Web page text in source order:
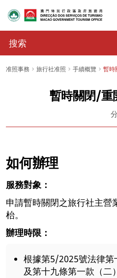
准照事務 旅行社准照 手續概覽 暫時
暫時關閉/重
如何辦理
服務對象：
申請暫時關閉之旅行社主營
枱。
辦理時限：
根據第5/2025號法律
及第十九條第一款（二